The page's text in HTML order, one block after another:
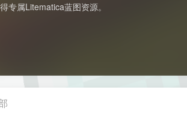
专属Litematica蓝图资源。